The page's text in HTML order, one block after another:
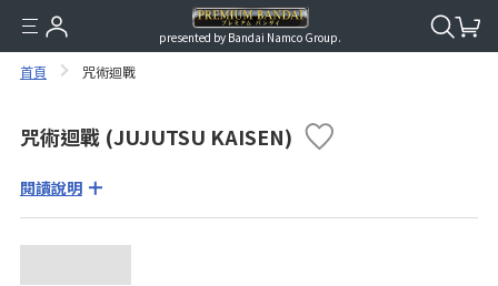
presented by Bandai Namco Group.
首頁 咒術迴戰
咒術迴戰 (JUJUTSU KAISEN)
閱讀說明